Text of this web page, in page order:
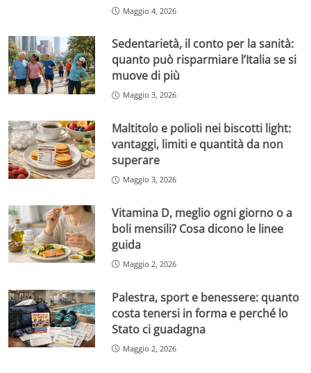
Maggio 4, 2026
Sedentarietà, il conto per la sanità:
quanto può risparmiare l’Italia se si
muove di più
Maggio 3, 2026
Maltitolo e polioli nei biscotti light:
vantaggi, limiti e quantità da non
superare
Maggio 3, 2026
Vitamina D, meglio ogni giorno o a
boli mensili? Cosa dicono le linee
guida
Maggio 2, 2026
Palestra, sport e benessere: quanto
costa tenersi in forma e perché lo
Stato ci guadagna
Maggio 2, 2026